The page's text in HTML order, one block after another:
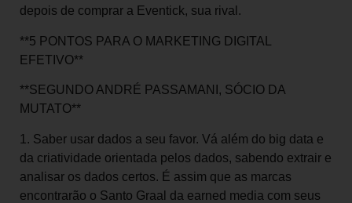
depois de comprar a Eventick, sua rival.
**5 PONTOS PARA O MARKETING DIGITAL
EFETIVO**
**SEGUNDO ANDRÉ PASSAMANI, SÓCIO DA
MUTATO**
1. Saber usar dados a seu favor. Vá além do big data e
da criatividade orientada pelos dados, sabendo extrair e
analisar os dados certos. É assim que as marcas
encontrarão o Santo Graal da earned media com seus